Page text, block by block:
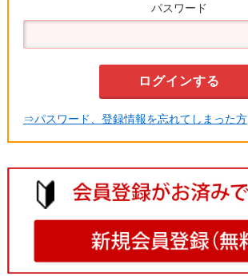
パスワード
⇒パスワード、登録情報を忘れてしまった方